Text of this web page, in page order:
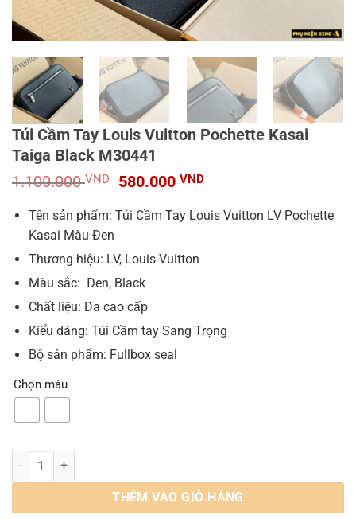
Túi Cầm Tay Louis Vuitton Pochette Kasai
Taiga Black M30441
1.100.000VND
Giá
là:
1.100.000 VND.
580.000 VNDGiá
tại
Tên sản phẩm: Túi Cầm Tay Louis Vuitton LV Pochette
Kasai Màu Đen
Thương hiệu: LV, Louis Vuitton
Màu sắc: Đen, Black
Chất liệu: Da cao cấp
Kiểu dáng: Túi Cầm tay Sang Trọng
Bộ sản phẩm: Fullbox seal
Chọn màu
Túi Cầm Tay Louis Vuitton Pochette Kasai Taiga Black M30441 số
THÊM VÀO GIỎ HÀNG